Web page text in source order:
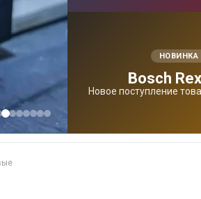
НОВИНКА
Bosсh
Новое поступление